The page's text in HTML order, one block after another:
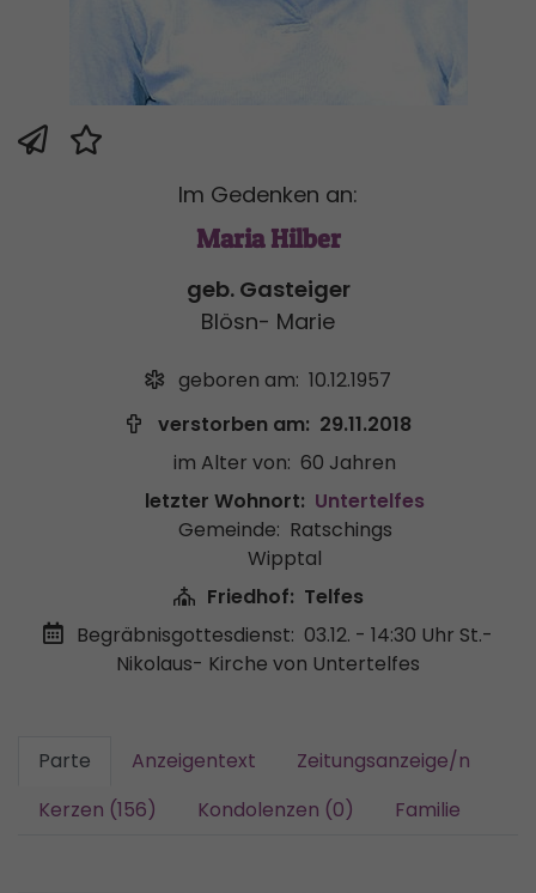
Im Gedenken an:
Maria Hilber
geb. Gasteiger
Blösn- Marie
geboren am: 10.12.1957
verstorben am: 29.11.2018
im Alter von: 60 Jahren
letzter Wohnort: Untertelfes
Gemeinde: Ratschings
Wipptal
Friedhof: Telfes
Begräbnisgottesdienst: 03.12. - 14:30 Uhr St.-
Nikolaus- Kirche von Untertelfes
Parte Anzeigentext
Zeitungsanzeige/n
Kerzen (156)
Kondolenzen (0) Familie